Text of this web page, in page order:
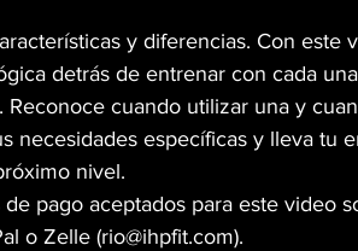
y diferencias. Con este
detrás de entrenar con cada
Reconoce cuando utilizar una y
necesidades específicas y lleva tu
nivel.
de pago aceptados para este video
o Zelle (rio@ihpfit.com).